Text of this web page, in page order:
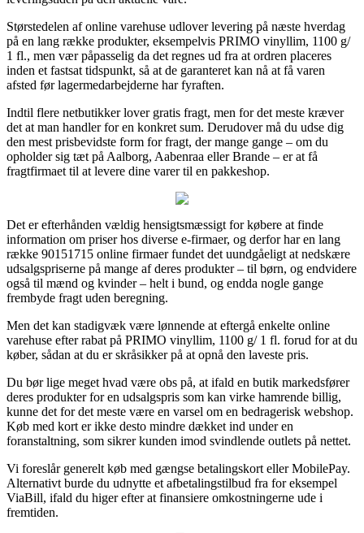
Størstedelen af online varehuse udlover levering på næste hverdag
på en lang række produkter, eksempelvis PRIMO vinyllim, 1100 g/
1 fl., men vær påpasselig da det regnes ud fra at ordren placeres
inden et fastsat tidspunkt, så at de garanteret kan nå at få varen
afsted før lagermedarbejderne har fyraften.
Indtil flere netbutikker lover gratis fragt, men for det meste kræver
det at man handler for en konkret sum. Derudover må du udse dig
den mest prisbevidste form for fragt, der mange gange – om du
opholder sig tæt på Aalborg, Aabenraa eller Brande – er at få
fragtfirmaet til at levere dine varer til en pakkeshop.
Det er efterhånden vældig hensigtsmæssigt for købere at finde
information om priser hos diverse e-firmaer, og derfor har en lang
række 90151715 online firmaer fundet det uundgåeligt at nedskære
udsalgspriserne på mange af deres produkter – til børn, og endvidere
også til mænd og kvinder – helt i bund, og endda nogle gange
frembyde fragt uden beregning.
Men det kan stadigvæk være lønnende at eftergå enkelte online
varehuse efter rabat på PRIMO vinyllim, 1100 g/ 1 fl. forud for at du
køber, sådan at du er skråsikker på at opnå den laveste pris.
Du bør lige meget hvad være obs på, at ifald en butik markedsfører
deres produkter for en udsalgspris som kan virke hamrende billig,
kunne det for det meste være en varsel om en bedragerisk webshop.
Køb med kort er ikke desto mindre dækket ind under en
foranstaltning, som sikrer kunden imod svindlende outlets på nettet.
Vi foreslår generelt køb med gængse betalingskort eller MobilePay.
Alternativt burde du udnytte et afbetalingstilbud fra for eksempel
ViaBill, ifald du higer efter at finansiere omkostningerne ude i
fremtiden.